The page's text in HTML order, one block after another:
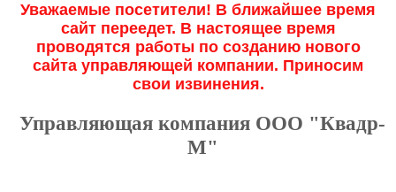
Уважаемые посетители! В ближайшее время
сайт переедет. В настоящее время
проводятся работы по созданию нового
сайта управляющей компании. Приносим
свои извинения.
Управляющая компания ООО "Квадр-
М"